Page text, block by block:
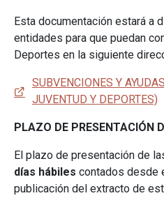
Esta documentación estará a
entidades para que puedan
Deportes en la siguiente
SUBVENCIONES Y
JUVENTUD Y DEPORTES)
PLAZO DE PRESENTACIÓN
El plazo de presentación de
días hábiles contados desde
publicación del extracto de